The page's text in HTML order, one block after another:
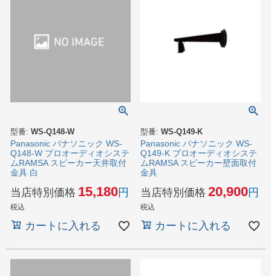
型番: WS-Q148-W
Panasonic パナソニック WS-
Q148-W プロオーディオシステ
ムRAMSA スピーカー天井取付
金具 白
当店特別価格 15,180
税込
カートに入れる
型番: WS-Q149-K
Panasonic パナソニック WS-
Q149-K プロオーディオシステ
ムRAMSA スピーカー壁面取付
金具
当店特別価格 20,900
税込
カートに入れる